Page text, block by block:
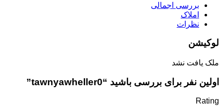
بررسی اجمالی
املاک
نظرات
لوکیشن
ملک یافت نشد
اولین نفر برای بررسی باشید “tawnyawheller0”
Rating